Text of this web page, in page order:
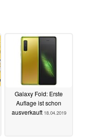
Galaxy Fold: Erste
Auflage ist schon
ausverkauft 18.04.2019